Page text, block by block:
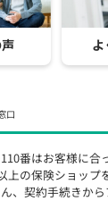
口
番はお客様に合
上の保険ショップ
、契約手続きか